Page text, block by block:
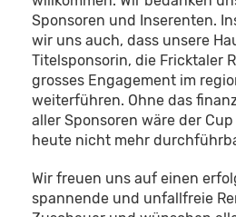
Sponsoren und Inserenten.
wir uns auch, dass unsere
Titelsponsorin, die Fricktaler
grosses Engagement im
weiterführen. Ohne das
aller Sponsoren wäre der
heute nicht mehr
Wir freuen uns auf einen
spannende und unfallfreie